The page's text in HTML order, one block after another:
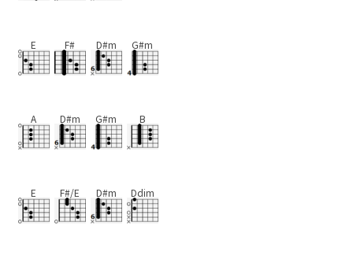
E F# D#m G#m
A D#m G#m B
E F#/E D#m Ddim